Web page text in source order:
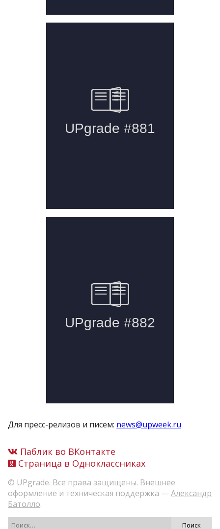
Для пресс-релизов и писем: news@upweek.ru
Паблик во ВКонтакте
Страница в Одноклассниках
© UPgrade. Все права защищены. Внешнее
оформление и техническая поддержка —Александр
Батолло.